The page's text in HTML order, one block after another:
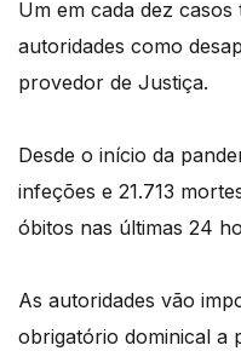
Um em cada dez
autoridades como
provedor de Justiça.
Desde o início da
infeções e 21.713
óbitos nas últimas 24
As autoridades vão
obrigatório dominical a